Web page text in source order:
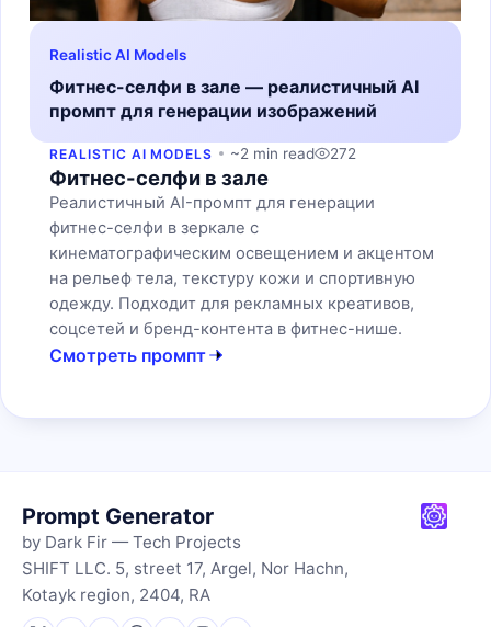
Realistic AI Models
Фитнес-селфи в зале — реалистичный AI
промпт для генерации изображений
REALISTIC AI MODELS ~2 min read 272
Фитнес-селфи в зале
Реалистичный AI-промпт для генерации
фитнес-селфи в зеркале с
кинематографическим освещением и акцентом
на рельеф тела, текстуру кожи и спортивную
одежду. Подходит для рекламных креативов,
соцсетей и бренд-контента в фитнес-нише.
Смотреть промпт
Prompt Generator
by Dark Fir — Tech Projects
SHIFT LLC. 5, street 17, Argel, Nor Hachn,
Kotayk region, 2404, RA